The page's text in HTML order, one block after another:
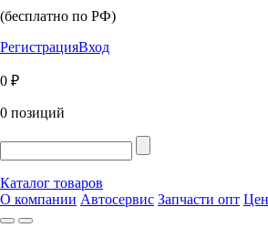
(бесплатно по РФ)
РегистрацияВход
0 ₽
0 позиций
Каталог товаров
О компании Автосервис Запчасти опт